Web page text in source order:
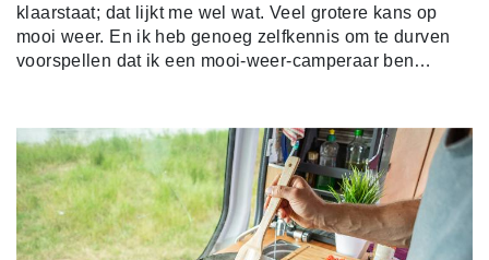
klaarstaat; dat lijkt me wel wat. Veel grotere kans op
mooi weer. En ik heb genoeg zelfkennis om te durven
voorspellen dat ik een mooi-weer-camperaar ben…